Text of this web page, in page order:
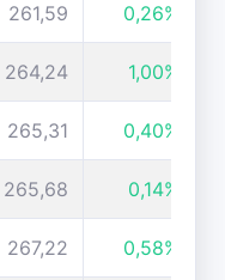
261,59 0,26%
264,24 1,00%
265,31 0,40%
265,68 0,14%
267,22 0,58%